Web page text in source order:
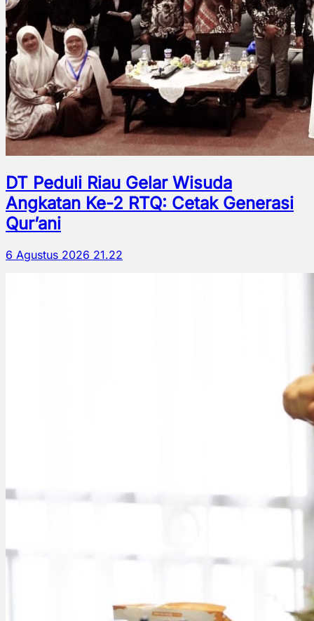
DT Peduli Riau Gelar Wisuda
Angkatan Ke-2 RTQ: Cetak Generasi
Qur’ani
6 Agustus 2026 21.22